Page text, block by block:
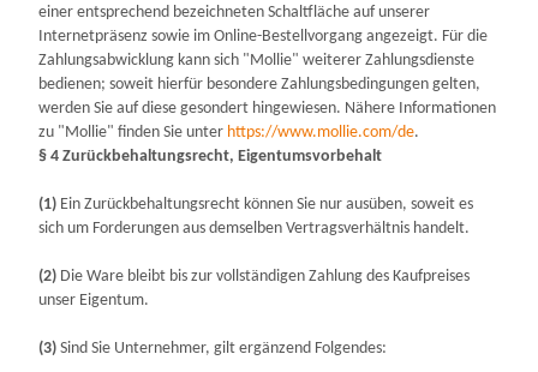
einer entsprechend bezeichneten Schaltfläche auf unserer
Internetpräsenz sowie im Online-Bestellvorgang angezeigt. Für die
Zahlungsabwicklung kann sich "Mollie" weiterer Zahlungsdienste
bedienen; soweit hierfür besondere Zahlungsbedingungen gelten,
werden Sie auf diese gesondert hingewiesen. Nähere Informationen
zu "Mollie" finden Sie unter https://www.mollie.com/de.
§ 4 Zurückbehaltungsrecht, Eigentumsvorbehalt
(1) Ein Zurückbehaltungsrecht können Sie nur ausüben, soweit es
sich um Forderungen aus demselben Vertragsverhältnis handelt.
(2) Die Ware bleibt bis zur vollständigen Zahlung des Kaufpreises
unser Eigentum.
(3) Sind Sie Unternehmer, gilt ergänzend Folgendes: